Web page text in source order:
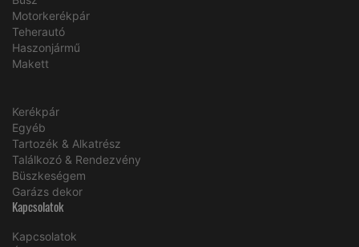
Motorkerékpár
Teherautó
Haszonjármű
Makett
Kerékpár
Egyéb
Tartozék & Alkatrész
Találkozó & Rendezvény
Büszkeségem
Garázs dekor
Kapcsolatok
Kapcsolatok